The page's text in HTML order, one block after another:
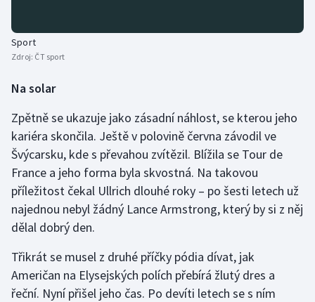
Sport
Zdroj: ČT sport
Na solar
Zpětně se ukazuje jako zásadní náhlost, se kterou jeho
kariéra skončila. Ještě v polovině června závodil ve
Švýcarsku, kde s převahou zvítězil. Blížila se Tour de
France a jeho forma byla skvostná. Na takovou
příležitost čekal Ullrich dlouhé roky – po šesti letech už
najednou nebyl žádný Lance Armstrong, který by si z něj
dělal dobrý den.
Třikrát se musel z druhé příčky pódia dívat, jak
Američan na Elysejských polích přebírá žlutý dres a
řeční. Nyní přišel jeho čas. Po devíti letech se s ním